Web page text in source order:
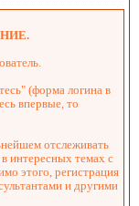
(форма логина в
впервые, то
отслеживать
интересных темах с
этого, регистрация
и другими